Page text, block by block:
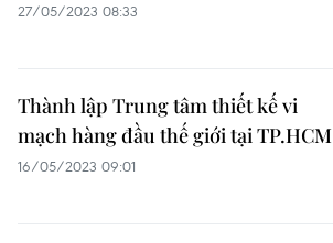
27/05/2023 08:33
Thành lập Trung tâm thiết kế vi
mạch hàng đầu thế giới tại TP.HCM
16/05/2023 09:01